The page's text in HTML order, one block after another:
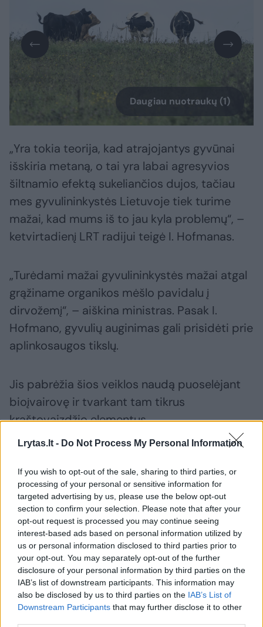
Lrytas.lt - Do Not Process My Personal Information
If you wish to opt-out of the sale, sharing to third parties, or
processing of your personal or sensitive information for
targeted advertising by us, please use the below opt-out
section to confirm your selection. Please note that after your
opt-out request is processed you may continue seeing
interest-based ads based on personal information utilized by
us or personal information disclosed to third parties prior to
your opt-out. You may separately opt-out of the further
disclosure of your personal information by third parties on the
IAB’s list of downstream participants. This information may
also be disclosed by us to third parties on the IAB’s List of
Downstream Participants that may further disclose it to other
Daugiau nuotraukų (1)
„Yra tokia teorija, kad atrajojantys gyvūnai
išskiria metaną, o tai yra labai agresyvios
šiltnamio efektą sukeliančios dujos, tačiau
mes gyvulininkystės Lietuvoje tiek turime
mažai, kad mums iš to jau kyla problemų“, –
ketvirtadienį LRT radijui teigė I. Hofmanas.
„Turėdami mažai gyvulininkystės mažai atgal
grąžiname organikos mėšlo pavidalu į
dirvožemį“, – aiškina ministras. Pasak I.
Hofmano, gyvulių auginimas gali prisidėti prie
aplinkosaugos tikslų.
Jis pabrėžia šios veiklos naudą puoselėjant
bioįvairovę ir tvarkant tam tikrus
kraštovaizdžio elementus.
Susiję straipsniai